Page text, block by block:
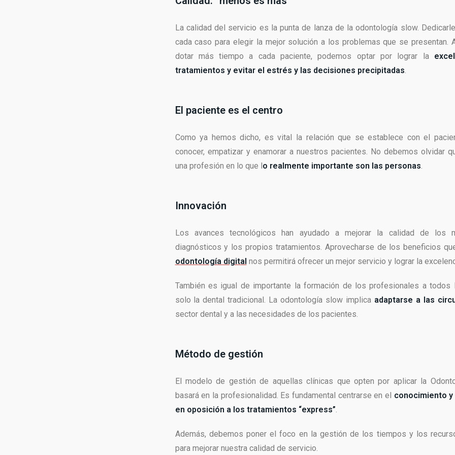
La calidad del servicio es la punta de lanza de la odontología slow.
cada caso para elegir la mejor solución a los problemas que se presentan.
dotar más tiempo a cada paciente, podemos optar por lograr la
tratamientos y evitar el estrés y las decisiones precipitadas.
El paciente es el centro
Como ya hemos dicho, es vital la relación que se establece con el
conocer, empatizar y enamorar a nuestros pacientes. No debemos olvidar
una profesión en lo que lo realmente importante son las personas.
Innovación
Los avances tecnológicos han ayudado a mejorar la calidad de los
diagnósticos y los propios tratamientos. Aprovecharse de los beneficios
odontología digital nos permitirá ofrecer un mejor servicio y lograr la
También es igual de importante la formación de los profesionales a todos
solo la dental tradicional. La odontología slow implica adaptarse a las
sector dental y a las necesidades de los pacientes.
Método de gestión
El modelo de gestión de aquellas clínicas que opten por aplicar la
basará en la profesionalidad. Es fundamental centrarse en el conocimiento
en oposición a los tratamientos “express”.
Además, debemos poner el foco en la gestión de los tiempos y los
para mejorar nuestra calidad de servicio.